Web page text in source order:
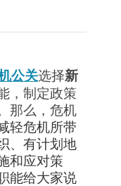
公关选择新
，制定政策
那么，危机
轻危机所带
、有计划地
和应对策
能给大家说